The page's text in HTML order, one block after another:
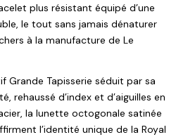
plus résistant équipé d’une
le tout sans jamais dénaturer
à la manufacture de Le
Grande Tapisserie séduit par sa
rehaussé d’index et d’aiguilles en
la lunette octogonale satinée
l’identité unique de la Royal